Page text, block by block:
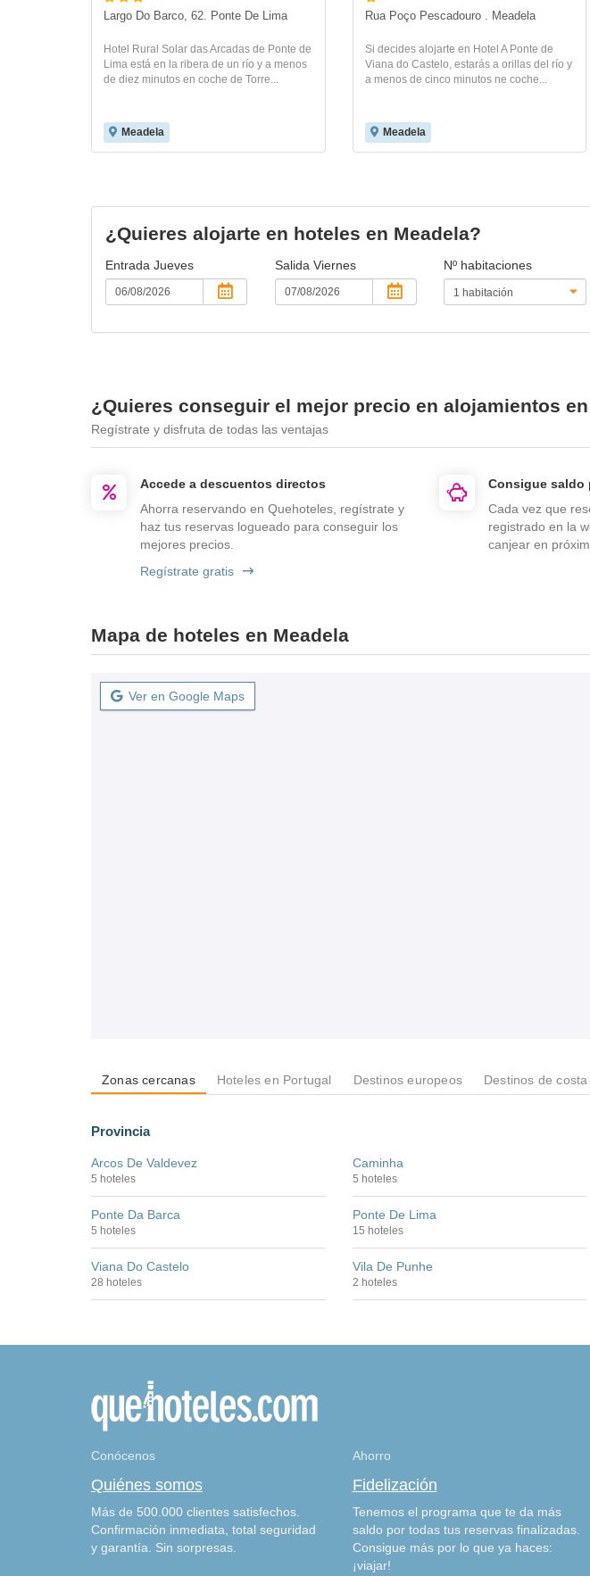
Largo Do Barco, 62. Ponte De Lima
Hotel Rural Solar das Arcadas de Ponte de
Lima está en la ribera de un río y a menos
de diez minutos en coche de Torre...
Meadela
Rua Poço Pescadouro . Meadela
Si decides alojarte en Hotel A Ponte de
Viana do Castelo, estarás a orillas del río y
a menos de cinco minutos ne coche...
Meadela
¿Quieres alojarte en hoteles en Meadela?
Entrada Jueves Salida Viernes Nº habitaciones
¿Quieres conseguir el mejor precio en alojamientos
Regístrate y disfruta de todas las ventajas
Accede a descuentos directos
Ahorra reservando en Quehoteles, regístrate y
haz tus reservas logueado para conseguir los
mejores precios.
Regístrate gratis
Consigue saldo
Cada vez que
registrado en la
canjear en
Mapa de hoteles en Meadela
Ver en Google Maps
Zonas cercanas Hoteles en Portugal Destinos europeos Destinos de
Provincia
Arcos De Valdevez
5 hoteles
Caminha
5 hoteles
Ponte Da Barca
5 hoteles
Ponte De Lima
15 hoteles
Viana Do Castelo
28 hoteles
Vila De Punhe
2 hoteles
Conócenos
Quiénes somos
Más de 500.000 clientes satisfechos.
Confirmación inmediata, total seguridad
y garantía. Sin sorpresas.
Ahorro
Fidelización
Tenemos el programa que te da más
saldo por todas tus reservas finalizadas.
Consigue más por lo que ya haces:
¡viajar!